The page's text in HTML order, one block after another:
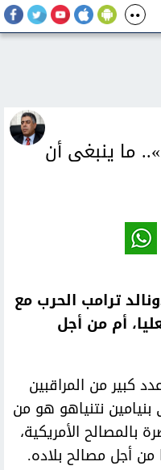
ما ينبغى أن
ترامب الحرب مع
أم من أجل
كبير من المراقبين
بنيامين نتنياهو هو من
الأمريكية،
من أجل مصالح بلاده.